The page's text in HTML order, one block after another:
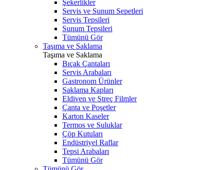
Şekerlikler
Servis ve Sunum Sepetleri
Servis Tepsileri
Sunum Tepsileri
Tümünü Gör
Taşıma ve Saklama
Taşıma ve Saklama
Bıçak Çantaları
Servis Arabaları
Gastronom Ürünler
Saklama Kapları
Eldiven ve Streç Filmler
Çanta ve Poşetler
Karton Kaseler
Termos ve Suluklar
Çöp Kutuları
Endüstriyel Raflar
Tepsi Arabaları
Tümünü Gör